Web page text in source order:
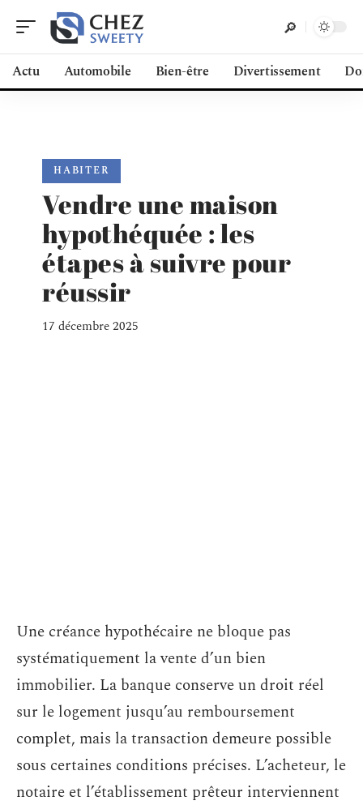
Actu Automobile Bien-être Divertissement
HABITER
Vendre une maison
hypothéquée : les
étapes à suivre pour
réussir
17 décembre 2025
Une créance hypothécaire ne bloque pas
systématiquement la vente d’un bien
immobilier. La banque conserve un droit réel
sur le logement jusqu’au remboursement
complet, mais la transaction demeure possible
sous certaines conditions précises. L’acheteur, le
notaire et l’établissement prêteur interviennent